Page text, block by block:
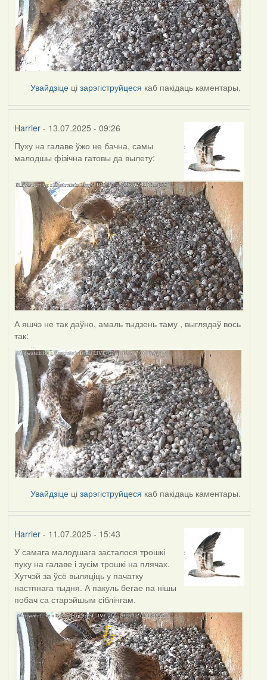
Увайдзіце цізарэгіструйцеся каб пакідаць каментары.
Harrier- 13.07.2025 - 09:26
Пуху на галаве ўжо не бачна, самы
малодшы фізічна гатовы да вылету:
А яшчэ не так даўно, амаль тыдзень таму , выглядаў вось
так:
Увайдзіце цізарэгіструйцеся каб пакідаць каментары.
Harrier- 11.07.2025 - 15:43
У самага малодшага засталося трошкі
пуху на галаве і зусім трошкі на плячах.
Хутчэй за ўсё выляціць у пачатку
настпнага тыдня. А пакуль бегае па нішы
побач са старэйшым сіблінгам.